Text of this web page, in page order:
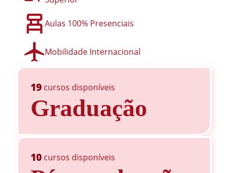
Aulas 100% Presenciais
Mobilidade Internacional
19 cursos disponíveis
Graduação
10 cursos disponíveis